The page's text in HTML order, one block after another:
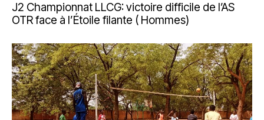
J2 Championnat LLCG: victoire difficile de l’AS
OTR face à l’Étoile filante ( Hommes)